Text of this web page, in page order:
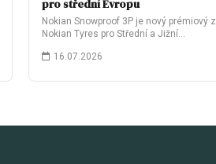
pro střední Evropu
Nokian Snowproof 3P je nový prémiový
Nokian Tyres pro Střední a Jižní…
16.07.2026